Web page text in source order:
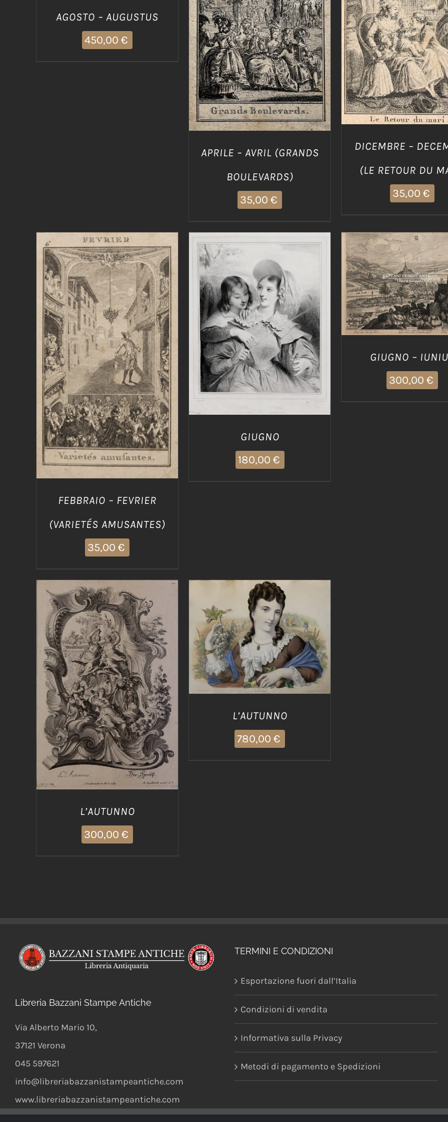
AGOSTO – AUGUSTUS
450,00 €
AGGIUNGI AL CARRELLO
/
DETTAGLI
APRILE – AVRIL (GRANDS
BOULEVARDS)
35,00 €
AGGIUNGI AL CARRELLO
DETTAGLI
DICEMBRE –
(LE RETOUR DU
35,00 €
AGGIUNGI AL CARRELLO
/
DETTAGLI
FEBBRAIO – FEVRIER
(VARIETÉS AMUSANTES)
35,00 €
AGGIUNGI AL CARRELLO
/
DETTAGLI
GIUGNO
180,00 €
AGGIUNGI AL CARRELLO
DETTAGLI
GIUGNO –
300,00 €
AGGIUNGI AL CARRELLO
/
DETTAGLI
L’AUTUNNO
300,00 €
AGGIUNGI AL CARRELLO
/
DETTAGLI
L’AUTUNNO
780,00 €
Libreria Bazzani Stampe Antiche
Via Alberto Mario 10,
37121 Verona
045 597621
info@libreriabazzanistampeantiche.com
www.libreriabazzanistampeantiche.com
TERMINI E CONDIZIONI
Esportazione fuori dall’Italia
Condizioni di vendita
Informativa sulla Privacy
Metodi di pagamento e Spedizioni